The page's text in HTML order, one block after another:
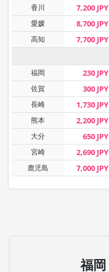
香川 7,200 JPY
愛媛 8,700 JPY
高知 7,700 JPY
福岡
230 JPY
佐賀
300 JPY
長崎
1,730 JPY
熊本
2,200 JPY
大分
650 JPY
宮崎
2,690 JPY
鹿児島
7,000 JPY
福岡